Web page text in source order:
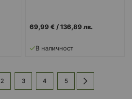
69,99 € /136,89 лв.
В наличност
Страница
2 Страница
3 Страница
4 Страница
5